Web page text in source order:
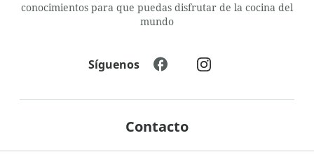
conocimientos para que puedas disfrutar de la cocina del
mundo
Contacto
Síguenos